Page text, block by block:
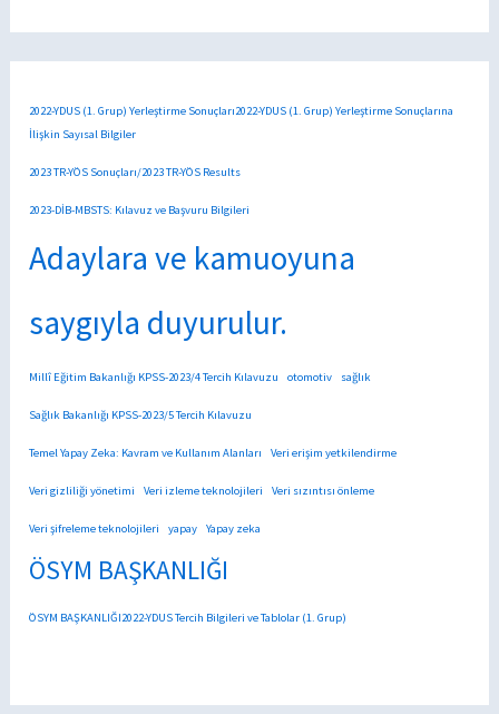
2022-YDUS (1. Grup) Yerleştirme Sonuçları2022-YDUS (1. Grup) Yerleştirme Sonuçlarına
İlişkin Sayısal Bilgiler
2023 TR-YÖS Sonuçları/2023 TR-YÖS Results
2023-DİB-MBSTS: Kılavuz ve Başvuru Bilgileri
Adaylara ve kamuoyuna
saygıyla duyurulur.
Millî Eğitim Bakanlığı KPSS-2023/4 Tercih Kılavuzu otomotiv sağlık
Sağlık Bakanlığı KPSS-2023/5 Tercih Kılavuzu
Temel Yapay Zeka: Kavram ve Kullanım Alanları Veri erişim yetkilendirme
Veri gizliliği yönetimi Veri izleme teknolojileri Veri sızıntısı önleme
Veri şifreleme teknolojileri yapay Yapay zeka
ÖSYM BAŞKANLIĞI
ÖSYM BAŞKANLIĞI2022-YDUS Tercih Bilgileri ve Tablolar (1. Grup)